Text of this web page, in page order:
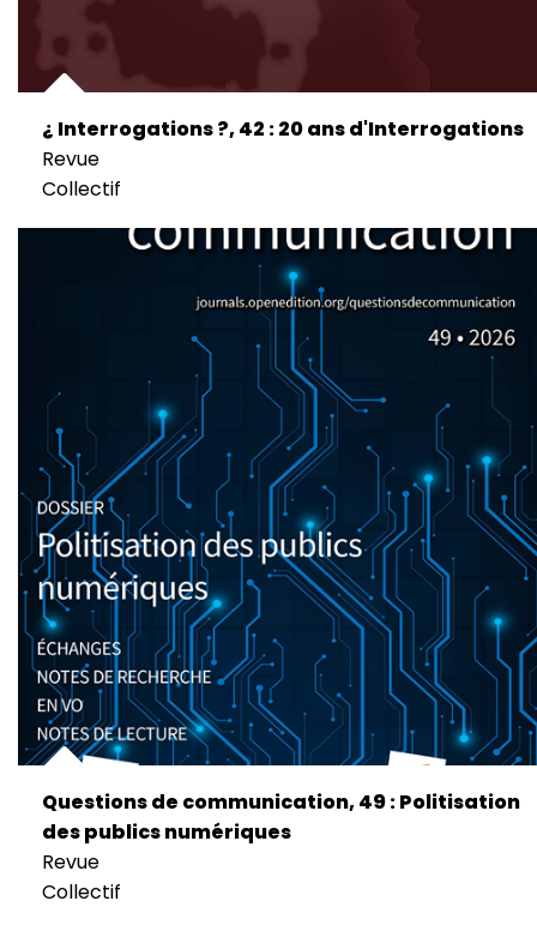
¿ Interrogations ?, 42 : 20 ans d'Interrogations
Revue
Collectif
Questions de communication, 49 : Politisation
des publics numériques
Revue
Collectif